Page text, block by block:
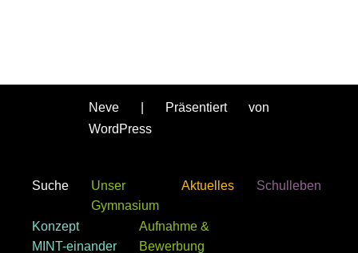
Neve | Präsentiert von
WordPress
Suche
Unser
Gymnasium
Aktuelles Schulleben
Konzept
MINT-einander
Aufnahme &
Bewerbung